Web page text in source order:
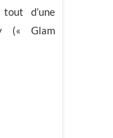
d’une
(« Glam